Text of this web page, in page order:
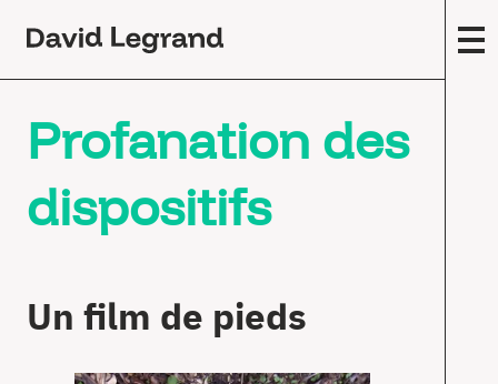
contenu
Profanation des
dispositifs
Un film de pieds